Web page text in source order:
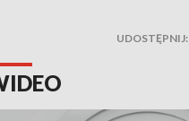
UDOSTĘPNIJ: